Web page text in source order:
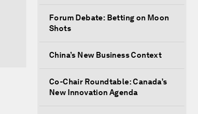
Forum Debate: Betting on Moon
Shots
China’s New Business Context
Co-Chair Roundtable: Canada’s
New Innovation Agenda